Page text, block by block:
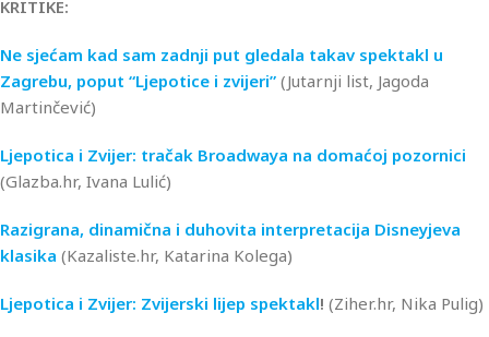
KRITIKE:
Ne sjećam kad sam zadnji put gledala takav spektakl u
Zagrebu, poput “Ljepotice i zvijeri” (Jutarnji list, Jagoda
Martinčević)
Ljepotica i Zvijer: tračak Broadwaya na domaćoj pozornici
(Glazba.hr, Ivana Lulić)
Razigrana, dinamična i duhovita interpretacija Disneyjeva
klasika (Kazaliste.hr, Katarina Kolega)
Ljepotica i Zvijer: Zvijerski lijep spektakl! (Ziher.hr, Nika Pulig)